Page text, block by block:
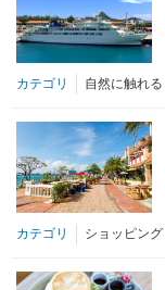
カテゴリ 自然に触れる
カテゴリ ショッピング